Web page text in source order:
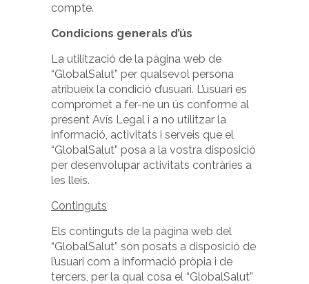
compte.
Condicions generals d’ús
La utilització de la pàgina web de
“GlobalSalut” per qualsevol persona
atribueix la condició d’usuari. L’usuari es
compromet a fer-ne un ús conforme al
present Avís Legal i a no utilitzar la
informació, activitats i serveis que el
“GlobalSalut” posa a la vostra disposició
per desenvolupar activitats contràries a
les lleis.
Continguts
Els continguts de la pàgina web del
“GlobalSalut” són posats a disposició de
l’usuari com a informació pròpia i de
tercers, per la qual cosa el “GlobalSalut”